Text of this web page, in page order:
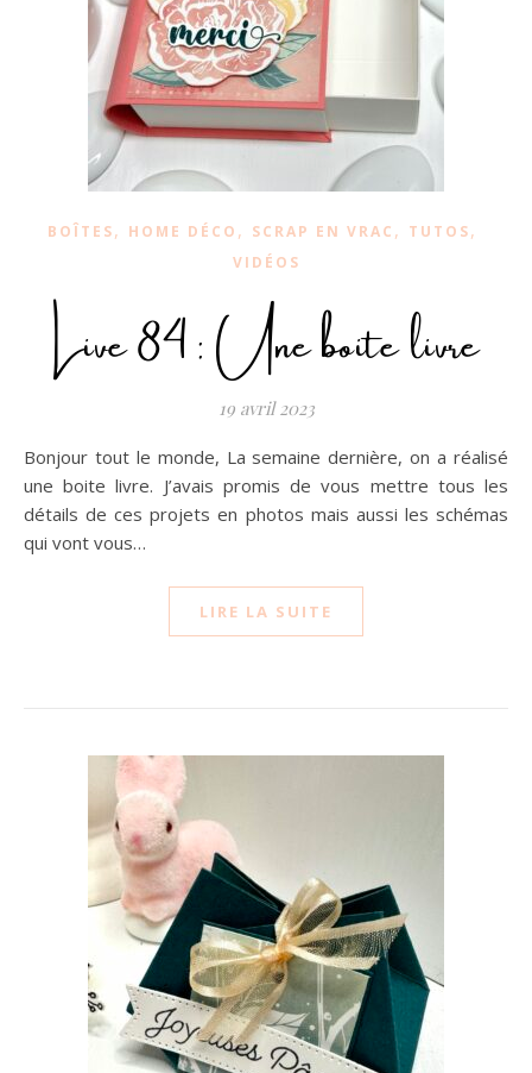
BOÎTES, HOME DÉCO , SCRAP EN VRAC , TUTOS,
VIDÉOS
Live 84 : Une boite livre
19 avril 2023
Bonjour tout le monde, La semaine dernière, on a réalisé
une boite livre. J’avais promis de vous mettre tous les
détails de ces projets en photos mais aussi les schémas
qui vont vous…
LIRE LA SUITE